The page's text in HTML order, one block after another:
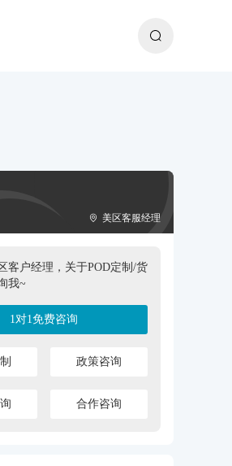
美区客服经理
客户经理，关于POD定制/货
我~
1对1免费咨询
政策咨询
合作咨询